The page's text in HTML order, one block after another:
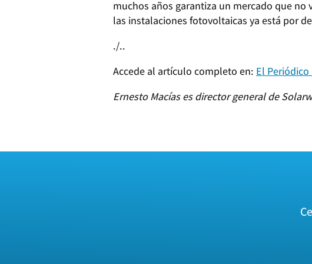
muchos años garantiza un mercado que no
las instalaciones fotovoltaicas ya está por
./..
Accede al artículo completo en: El Periódico
Ernesto Macías es director general de